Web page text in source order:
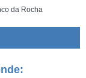
da Rocha